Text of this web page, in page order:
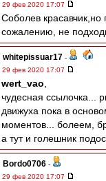
29 фев 2020 17:07
Соболев красавчик,но
сожалению, не
whitepissuar17 -
29 фев 2020 17:07
wert_vao
чудесная ссылочка...
движуха пока в
моментов... болеем,
а тут и голешник
Bordo0706 -
29 фев 2020 17:07